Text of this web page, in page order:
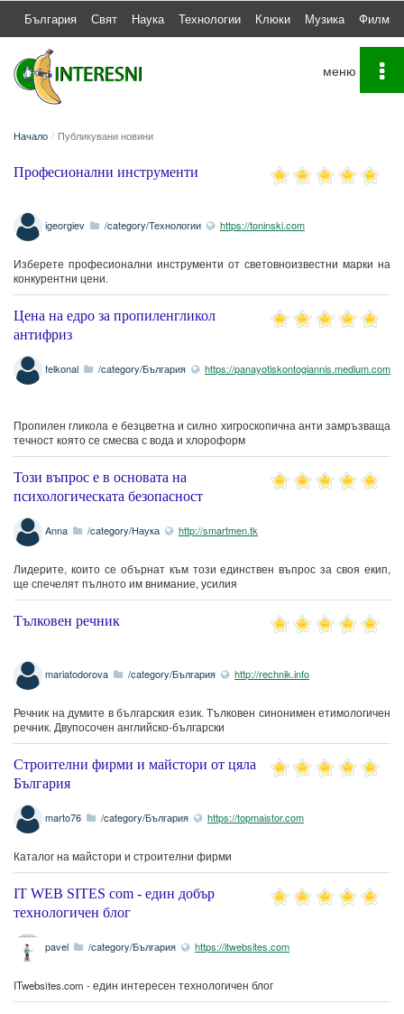
България Свят Наука Технологии Клюки Музика Филми
Начало Публикувани новини
Професионални инструменти
igeorgiev /category/Технологии https://toninski.com
Изберете професионални инструменти от световноизвестни марки на
конкурентни цени.
Цена на едро за пропиленгликол
антифриз
felkonal /category/България https://panayotiskontogiannis.medium.com
Пропилен гликола е безцветна и силно хигроскопична анти замръзваща
течност която се смесва с вода и хлороформ
Този въпрос е в основата на
психологическата безопасност
Anna /category/Наука http://smartmen.tk
Лидерите, които се обърнат към този единствен въпрос за своя екип,
ще спечелят пълното им внимание, усилия
Тълковен речник
mariatodorova /category/България http://rechnik.info
Речник на думите в българския език. Тълковен синонимен етимологичен
речник. Двупосочен английско-български
Строителни фирми и майстори от цяла
България
marto76 /category/България https://topmaistor.com
Каталог на майстори и строителни фирми
IT WEB SITES com - един добър
технологичен блог
pavel /category/България https://itwebsites.com
ITwebsites.com - един интересен технологичен блог